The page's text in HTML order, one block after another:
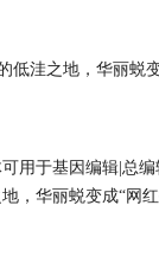
低洼之地，华丽蜕
用于基因编辑|总编
，华丽蜕变成“网